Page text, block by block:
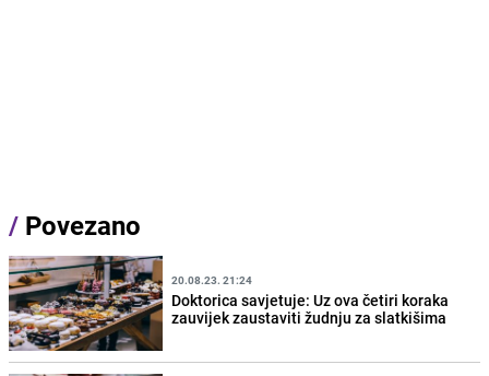
/ Povezano
20.08.23. 21:24
Doktorica savjetuje: Uz ova četiri koraka
zauvijek zaustaviti žudnju za slatkišima